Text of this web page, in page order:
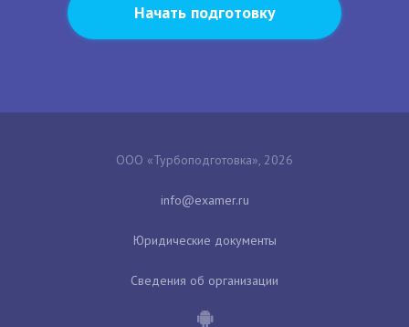
Начать подготовку
ООО «Турбоподготовка», 2026
Юридические документы
Сведения об организации